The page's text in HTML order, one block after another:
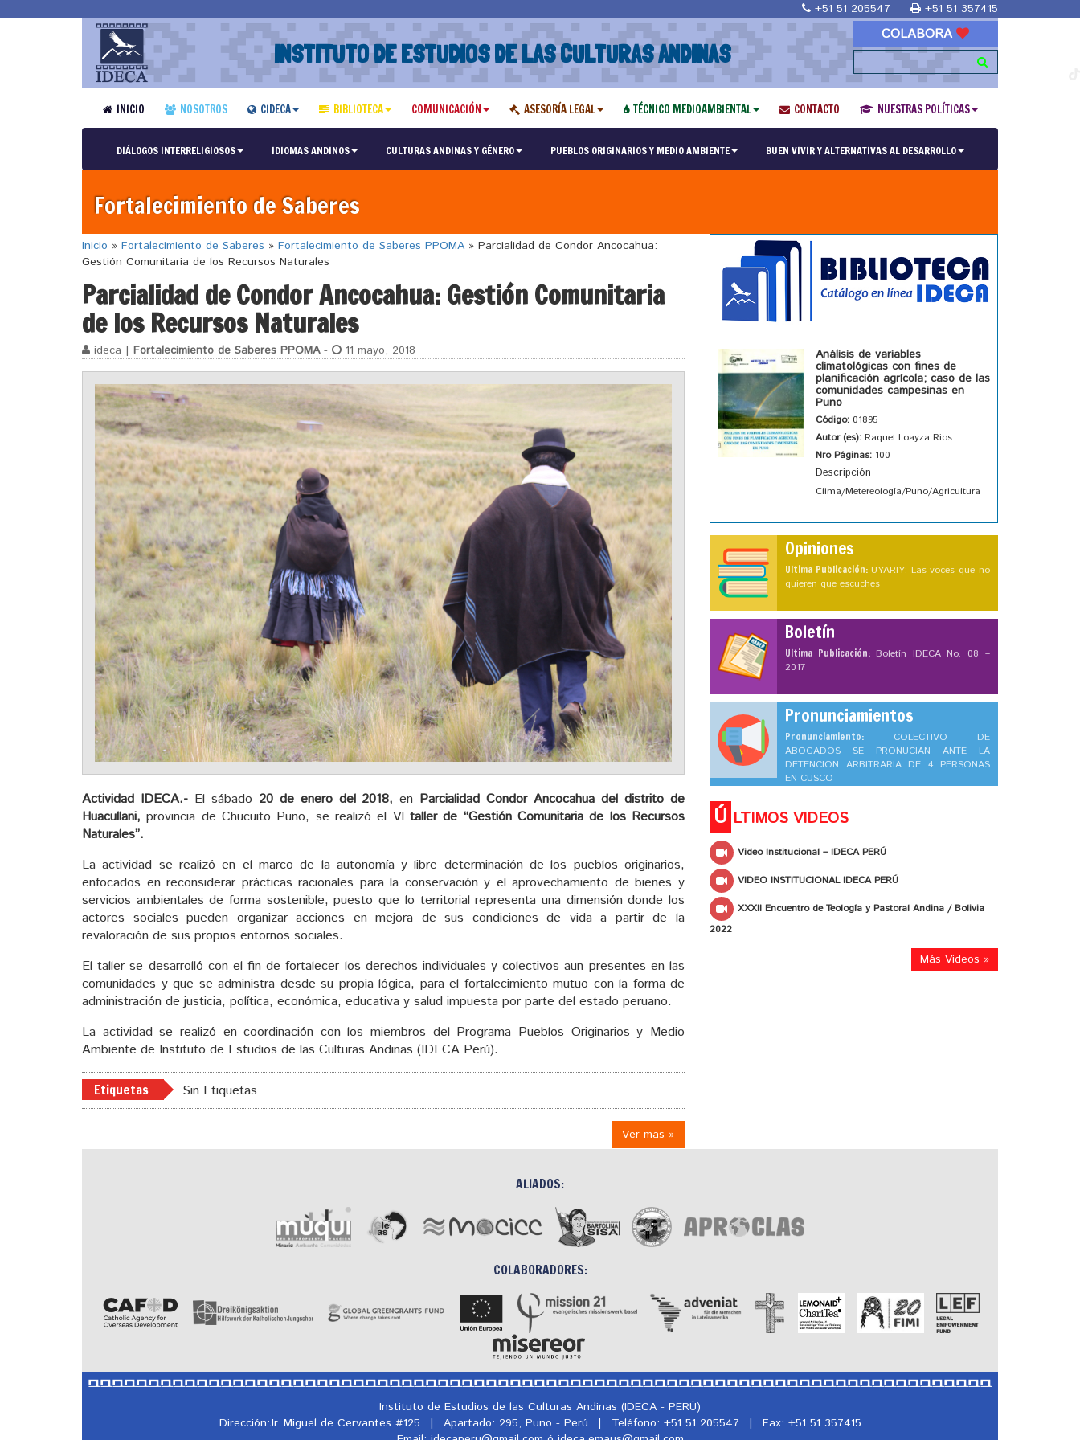
+51 51 205547 +51 51 357415
INSTITUTO DE ESTUDIOS DE LAS CULTURAS ANDINAS
COLABORA
INICIO NOSOTROS CIDECA BIBLIOTECA COMUNICACIÓN ASESORÍA LEGAL TÉCNICO MEDIOAMBIENTAL CONTACTO NUESTRAS POLÍTICAS
DIÁLOGOS INTERRELIGIOSOS IDIOMAS ANDINOS CULTURAS ANDINAS Y GÉNERO PUEBLOS ORIGINARIOS Y MEDIO AMBIENTE BUEN VIVIR Y ALTERNATIVAS AL DESARROLLO
Fortalecimiento de Saberes
Inicio » Fortalecimiento de Saberes » Fortalecimiento de Saberes PPOMA » Parcialidad de Condor Ancocahua:
Gestión Comunitaria de los Recursos Naturales
Parcialidad de Condor Ancocahua: Gestión Comunitaria
de los Recursos Naturales
ideca | Fortalecimiento de Saberes PPOMA- 11 mayo, 2018
Actividad IDECA.-El sábado 20 de enero del 2018, en Parcialidad Condor Ancocahua del distrito de
Huacullani, provincia de Chucuito Puno, se realizó el VI taller de “Gestión Comunitaria de los Recursos
Naturales”.
La actividad se realizó en el marco de la autonomía y libre determinación de los pueblos originarios,
enfocados en reconsiderar prácticas racionales para la conservación y el aprovechamiento de bienes y
servicios ambientales de forma sostenible, puesto que lo territorial representa una dimensión donde los
actores sociales pueden organizar acciones en mejora de sus condiciones de vida a partir de la
revaloración de sus propios entornos sociales.
El taller se desarrolló con el fin de fortalecer los derechos individuales y colectivos aun presentes en las
comunidades y que se administra desde su propia lógica, para el fortalecimiento mutuo con la forma de
administración de justicia, política, económica, educativa y salud impuesta por parte del estado peruano.
La actividad se realizó en coordinación con los miembros del Programa Pueblos Originarios y Medio
Ambiente de Instituto de Estudios de las Culturas Andinas (IDECA Perú).
Etiquetas Sin Etiquetas
Ver mas »
Análisis de variables
climatológicas con fines de
planificación agrícola; caso de las
comunidades campesinas en
Puno
Código: 01895
Autor (es): Raquel Loayza Rios
Nro Páginas: 100
Descripción
Clima/Metereología/Puno/Agricultura
Opiniones
Ultima Publicación: UYARIY: Las voces que no
quieren que escuches
Boletín
Ultima Publicación: Boletín IDECA No. 08 –
2017
Pronunciamientos
Pronunciamiento: COLECTIVO DE
ABOGADOS SE PRONUCIAN ANTE LA
DETENCION ARBITRARIA DE 4 PERSONAS
EN CUSCO
Ú LTIMOS VIDEOS
Video Institucional – IDECA PERÚ
VIDEO INSTITUCIONAL IDECA PERÚ
XXXII Encuentro de Teología y Pastoral Andina / Bolivia
2022
Más Videos »
ALIADOS:
COLABORADORES:
Instituto de Estudios de las Culturas Andinas (IDECA - PERÚ)
Dirección:Jr. Miguel de Cervantes #125
| Apartado: 295, Puno - Perú | Teléfono: +51 51 205547 |
Fax: +51 51 357415